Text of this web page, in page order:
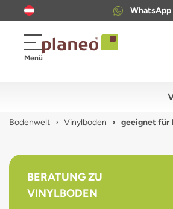
WhatsApp
Menü
Bodenwelt Vinylboden geeignet für
BERATUNG ZU
VINYLBODEN